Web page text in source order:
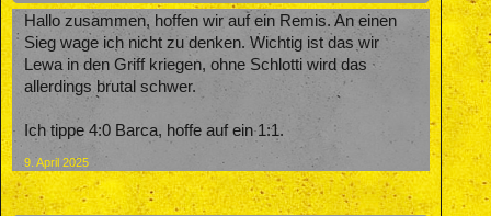
Hallo zusammen, hoffen wir auf ein Remis. An einen
Sieg wage ich nicht zu denken. Wichtig ist das wir
Lewa in den Griff kriegen, ohne Schlotti wird das
allerdings brutal schwer.
Ich tippe 4:0 Barca, hoffe auf ein 1:1.
9. April 2025